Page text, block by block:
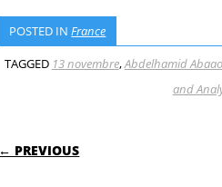
POSTED INFrance
TAGGED 13 novembre,Abdelhamid
and
POST NAVIGATION
← PREVIOUS